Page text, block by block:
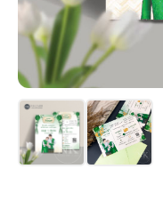
Wax Seal Sticker | สติ
การ์ดแต่งงานออนไลน์
รีวิว
เกี่ยวกับเรา